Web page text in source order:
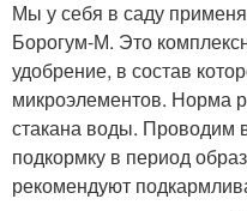
Мы у себя в саду
Борогум-М. Это
удобрение, в состав
микроэлементов. Норма
стакана воды. Проводим
подкормку в период
рекомендуют